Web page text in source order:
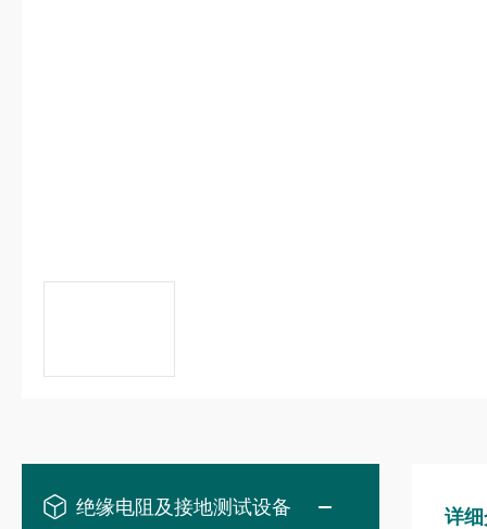
绝缘电阻及接地测试设备 详